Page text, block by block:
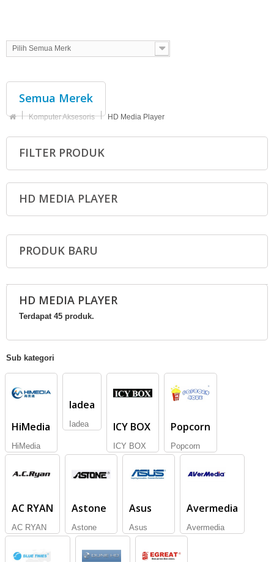
Pilih Semua Merk
Semua Merek
Komputer Aksesoris HD Media Player
FILTER PRODUK
HD MEDIA PLAYER
PRODUK BARU
HD MEDIA PLAYER
Terdapat 45 produk.
Sub kategori
HiMedia
HiMedia
Iadea
Iadea ICY BOX
ICY BOX
Popcorn
Popcorn
AC RYAN
AC RYAN
Astone
Astone
Asus
Asus
Avermedia
Avermedia